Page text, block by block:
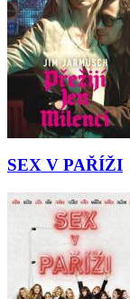
SEX V PAŘÍŽI